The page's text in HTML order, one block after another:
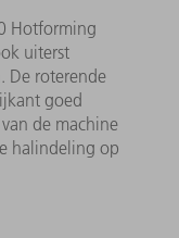
Hotforming
uiterst
De roterende
goed
de machine
halindeling op